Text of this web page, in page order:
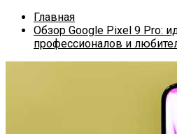
Главная
Обзор Google Pixel 9 Pro:
профессионалов и